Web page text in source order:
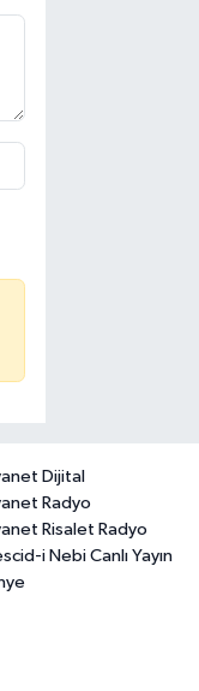
Dijital
Radyo
Risalet Radyo
i Nebi Canlı Yayın